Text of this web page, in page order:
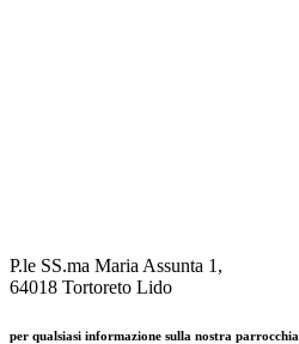
P.le SS.ma Maria Assunta 1,
64018 Tortoreto Lido
per qualsiasi informazione sulla nostra parrocchia